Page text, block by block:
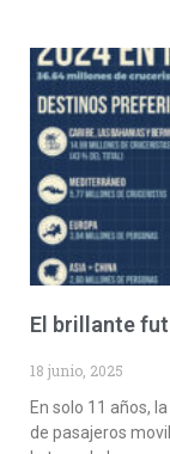
El brillante
18 junio, 2025
En solo 11 años,
de pasajeros